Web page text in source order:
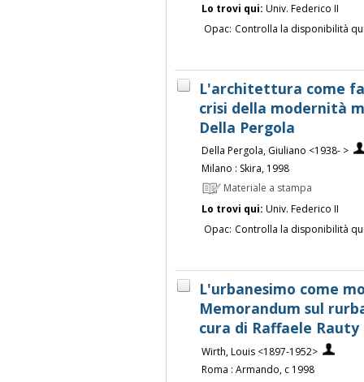
Lo trovi qui: Univ. Federico II
Opac: Controlla la disponibilità
L'architettura come
crisi della modernità
Della Pergola
Della Pergola, Giuliano <1938- >
Milano : Skira, 1998
Materiale a stampa
Lo trovi qui: Univ. Federico II
Opac: Controlla la disponibilità
L'urbanesimo come
Memorandum sul
cura di Raffaele Rauty
Wirth, Louis <1897-1952>
Roma : Armando, c 1998